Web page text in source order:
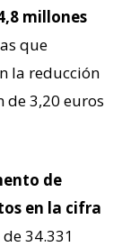
millones
que
la reducción
de 3,20 euros
de
en la cifra
34.331